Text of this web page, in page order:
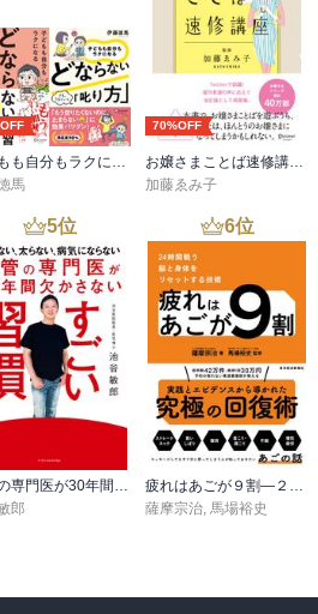
子どもも自分もラクになる どならない練習＋どならない叱り方【2冊合本版】
馬
70%OFF
お嬢さまことば速修講座 改訂版
加藤ゑみ子
5位
郎
6位
薩摩宗治 馬場裕史